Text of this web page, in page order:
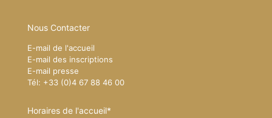
Nous Contacter
E-mail de l'accueil
E-mail des inscriptions
E-mail presse
Tél: +33 (0)4 67 88 46 00
Horaires de l'accueil*